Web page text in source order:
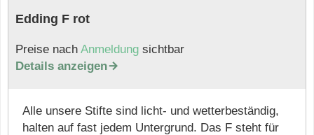
Edding F rot
Preise nach Anmeldung sichtbar
Details anzeigen
Alle unsere Stifte sind licht- und wetterbeständig,
halten auf fast jedem Untergrund. Das F steht für